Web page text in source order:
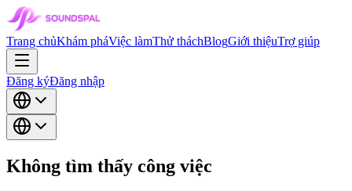
Trang chủKhám pháViệc làmThử tháchBlogGiới thiệuTrợ giúp
Đăng kýĐăng nhập
Không tìm thấy công việc